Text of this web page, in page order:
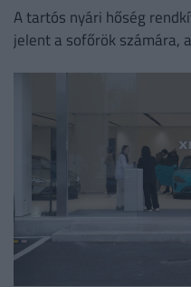
A tartós nyári hőség
jelent a sofőrök számára,